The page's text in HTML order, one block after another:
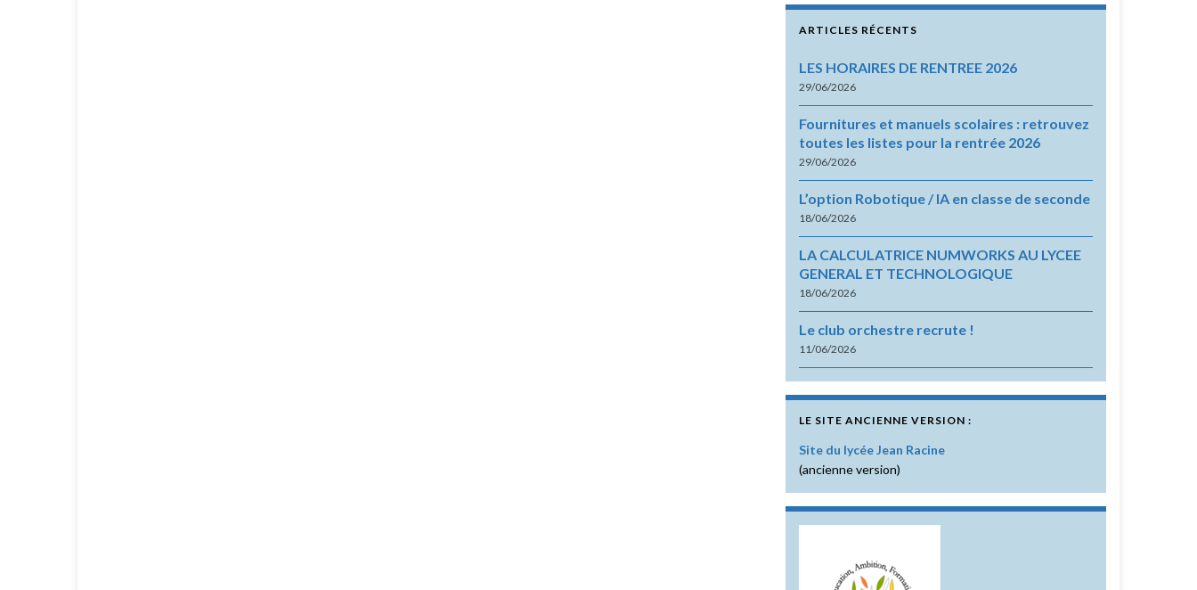
ARTICLES RÉCENTS
LES HORAIRES DE RENTREE 2026
29/06/2026
Fournitures et manuels scolaires : retrouvez
toutes les listes pour la rentrée 2026
29/06/2026
L’option Robotique / IA en classe de seconde
18/06/2026
LA CALCULATRICE NUMWORKS AU LYCEE
GENERAL ET TECHNOLOGIQUE
18/06/2026
Le club orchestre recrute !
11/06/2026
LE SITE ANCIENNE VERSION :
Site du lycée Jean Racine
(ancienne version)